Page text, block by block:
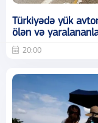
Türkiyədə yük
ölən və
20:00